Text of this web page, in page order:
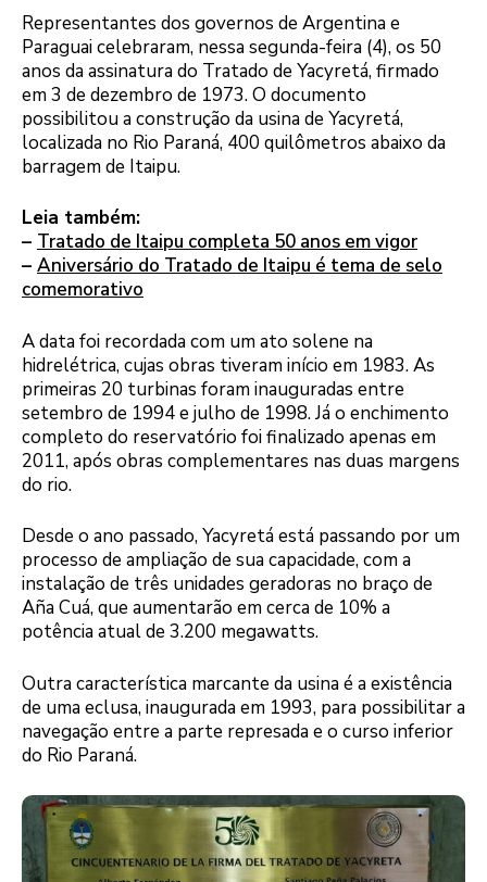
Representantes dos governos de Argentina e
Paraguai celebraram, nessa segunda-feira (4), os 50
anos da assinatura do Tratado de Yacyretá, firmado
em 3 de dezembro de 1973. O documento
possibilitou a construção da usina de Yacyretá,
localizada no Rio Paraná, 400 quilômetros abaixo da
barragem de Itaipu.
Leia também:
– Tratado de Itaipu completa 50 anos em vigor
– Aniversário do Tratado de Itaipu é tema de selo
comemorativo
A data foi recordada com um ato solene na
hidrelétrica, cujas obras tiveram início em 1983. As
primeiras 20 turbinas foram inauguradas entre
setembro de 1994 e julho de 1998. Já o enchimento
completo do reservatório foi finalizado apenas em
2011, após obras complementares nas duas margens
do rio.
Desde o ano passado, Yacyretá está passando por um
processo de ampliação de sua capacidade, com a
instalação de três unidades geradoras no braço de
Aña Cuá, que aumentarão em cerca de 10% a
potência atual de 3.200 megawatts.
Outra característica marcante da usina é a existência
de uma eclusa, inaugurada em 1993, para possibilitar a
navegação entre a parte represada e o curso inferior
do Rio Paraná.